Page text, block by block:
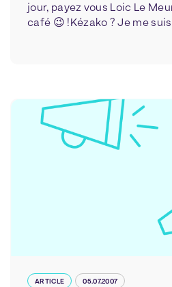
jour, payez vous Loic Le
café 😉 !Kézako ? Je me
ARTICLE 05.07.2007